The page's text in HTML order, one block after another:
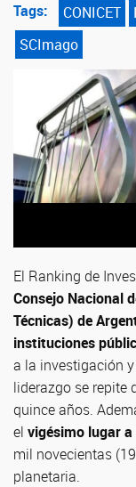
Tags: CONICET
SCImago
El Ranking de
Consejo Nacional
Técnicas) de
instituciones
a la investigación
liderazgo se repite
quince años.
el vigésimo lugar
mil novecientas
planetaria.